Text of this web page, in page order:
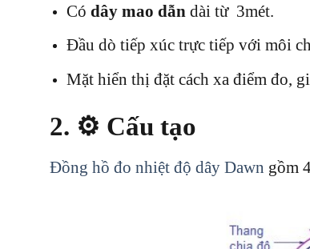
Có dây mao dẫn dài từ 3mét.
Đầu dò tiếp xúc trực tiếp với môi
Mặt hiển thị đặt cách xa điểm đo,
2. ⚙️ Cấu tạo
Đồng hồ đo nhiệt độ dây Dawn gồm